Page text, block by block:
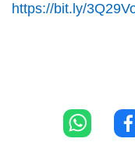
https://bit.ly/